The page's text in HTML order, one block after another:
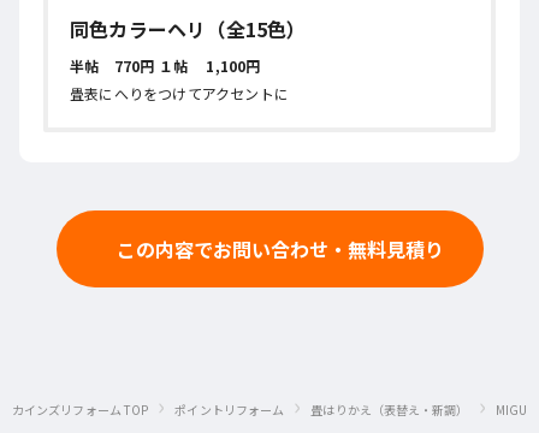
同色カラーヘリ（全15色）
半帖 770円 １帖 1,100円
畳表にへりをつけてアクセントに
この内容でお問い合わせ・無料見積り
カインズリフォーム TOP › ポイントリフォーム › 畳はりかえ（表替え・新調） ›